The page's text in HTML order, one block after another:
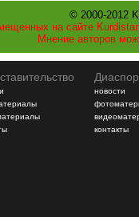
© 2000-2012
на сайте
Мнение авторов
новости
контакты